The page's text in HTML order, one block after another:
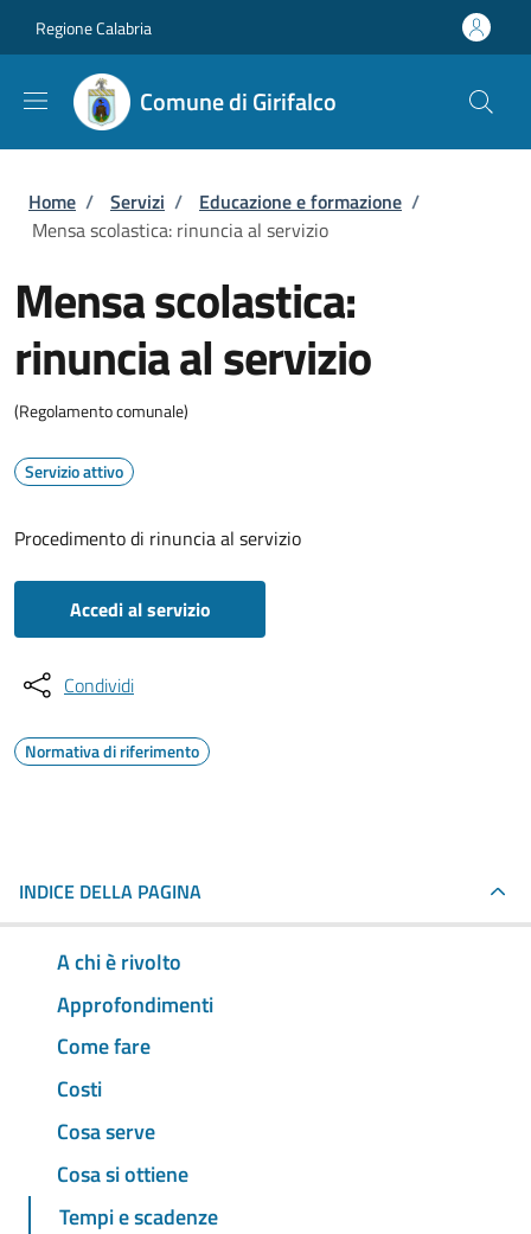
Regione Calabria
Comune di Girifalco
Briciole di pane
Home / Servizi / Educazione e formazione /
Mensa scolastica: rinuncia al servizio
Mensa scolastica:
rinuncia al servizio
(Regolamento comunale)
Servizio attivo
Procedimento di rinuncia al servizio
Accedi al servizio
Condividi
Normativa di riferimento
INDICE DELLA PAGINA
A chi è rivolto
Approfondimenti
Come fare
Costi
Cosa serve
Cosa si ottiene
Tempi e scadenze